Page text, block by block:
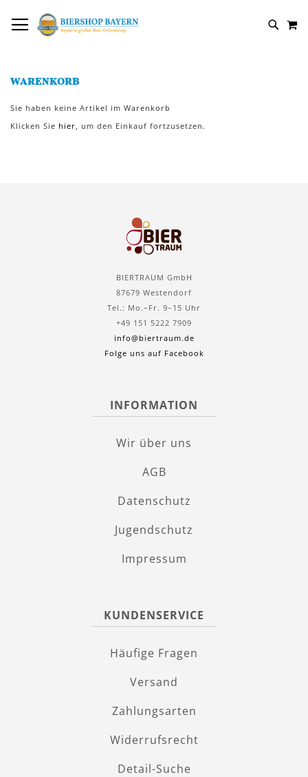
ZUM
INHALT
WARENKORB
Sie haben keine Artikel im Warenkorb
Klicken Sie hier, um den Einkauf fortzusetzen.
BIERTRAUM GmbH
87679 Westendorf
Tel.: Mo.–Fr. 9–15 Uhr
+49 151 5222 7909
info@biertraum.de
Folge uns auf Facebook
INFORMATION
Wir über uns
AGB
Datenschutz
Jugendschutz
Impressum
KUNDENSERVICE
Häufige Fragen
Versand
Zahlungsarten
Widerrufsrecht
Detail-Suche